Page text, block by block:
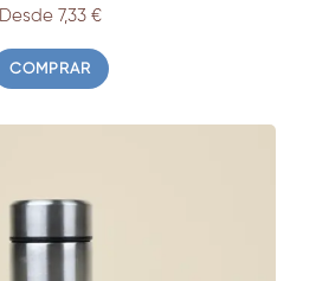
Desde 7,33 €
COMPRAR